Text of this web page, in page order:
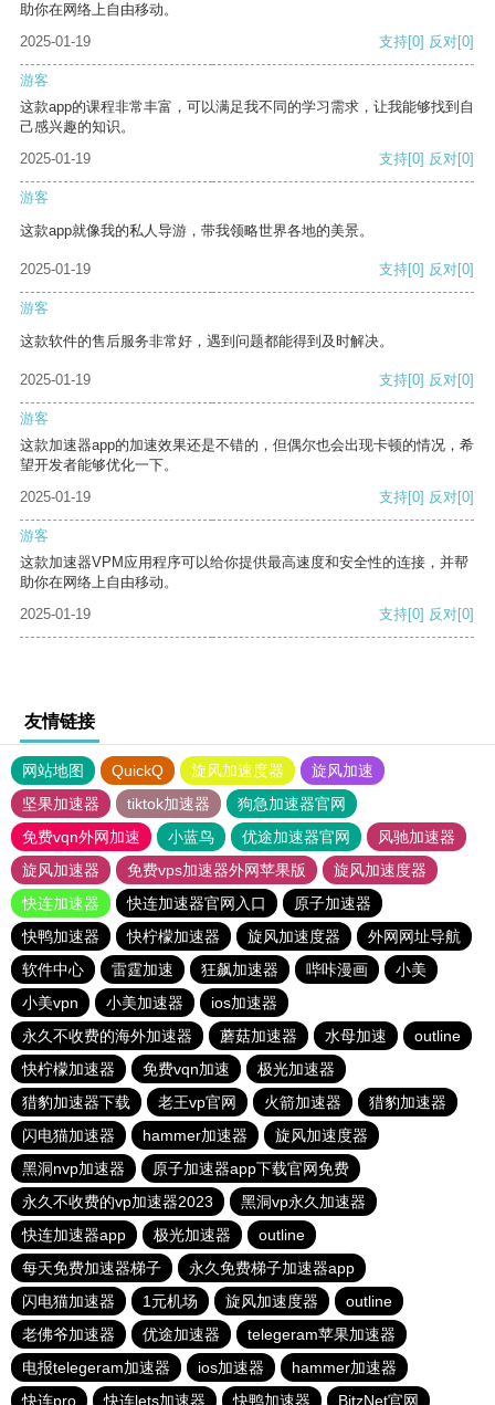
助你在网络上自由移动。
2025-01-19
支持[0] 反对[0]
游客
这款app的课程非常丰富，可以满足我不同的学习需求，让我能够找到自
己感兴趣的知识。
2025-01-19
支持[0] 反对[0]
游客
这款app就像我的私人导游，带我领略世界各地的美景。
2025-01-19 支持[0] 反对[0]
游客
这款软件的售后服务非常好，遇到问题都能得到及时解决。
2025-01-19 支持[0] 反对[0]
游客
这款加速器app的加速效果还是不错的，但偶尔也会出现卡顿的情况，希
望开发者能够优化一下。
2025-01-19
支持[0] 反对[0]
游客
这款加速器VPM应用程序可以给你提供最高速度和安全性的连接，并帮
助你在网络上自由移动。
2025-01-19
支持[0] 反对[0]
友情链接
网站地图 QuickQ 旋风加速度器
旋风加速
坚果加速器
tiktok加速器
狗急加速器官网
免费vqn外网加速
小蓝鸟 优途加速器官网
风驰加速器
旋风加速器
免费vps加速器外网苹果版
旋风加速度器
快连加速器
快连加速器官网入口
原子加速器
快鸭加速器
快柠檬加速器 旋风加速度器
外网网址导航
软件中心
雷霆加速 狂飙加速器 哔咔漫画
小美
小美vpn
小美加速器
ios加速器
永久不收费的海外加速器
蘑菇加速器 水母加速
outline
快柠檬加速器
免费vqn加速
极光加速器
猎豹加速器下载
老王vp官网 火箭加速器
猎豹加速器
闪电猫加速器
hammer加速器
旋风加速度器
黑洞nvp加速器
原子加速器app下载官网免费
永久不收费的vp加速器2023
黑洞vp永久加速器
快连加速器app
极光加速器
outline
每天免费加速器梯子
永久免费梯子加速器app
闪电猫加速器
1元机场 旋风加速度器
outline
老佛爷加速器
优途加速器
telegeram苹果加速器
电报telegeram加速器
ios加速器
hammer加速器
快连pro
快连lets加速器 快鸭加速器 BitzNet官网